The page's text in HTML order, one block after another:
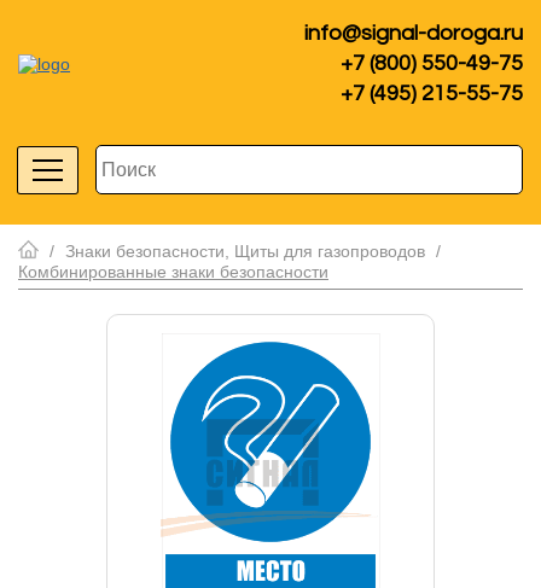
info@signal-doroga.ru
+7 (800) 550-49-75
+7 (495) 215-55-75
/ Знаки безопасности, Щиты для газопроводов /
Комбинированные знаки безопасности